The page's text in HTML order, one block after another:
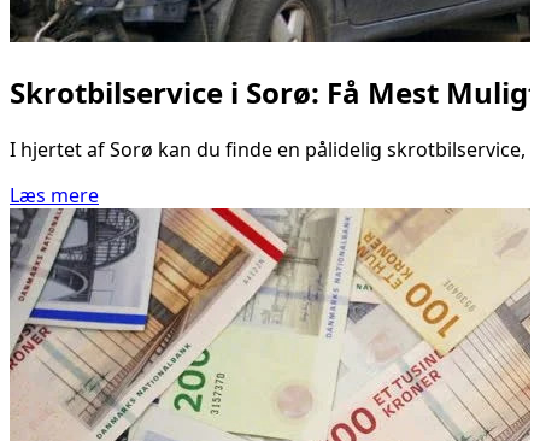
Skrotbilservice i Sorø: Få Mest
I hjertet af Sorø kan du finde en pålidelig
Læs mere